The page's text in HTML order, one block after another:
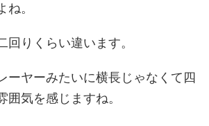
。
回りくらい違います。
ーヤーみたいに横長じゃなくて四
囲気を感じますね。